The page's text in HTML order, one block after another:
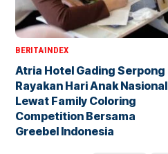
BERITAINDEX
Atria Hotel Gading Serpong
Rayakan Hari Anak Nasional
Lewat Family Coloring
Competition Bersama
Greebel Indonesia